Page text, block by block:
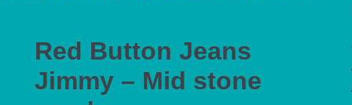
Red Button Jeans
Jimmy – Mid stone